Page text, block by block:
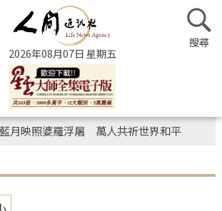
2026年08月07日 星期五
藍月映照婆羅浮屠 萬人共祈世界和平